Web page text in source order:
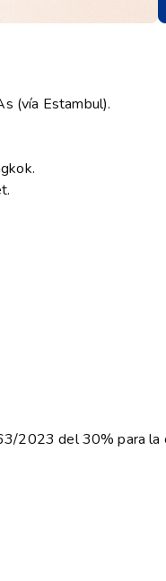
(vía Estambul).
2023 del 30% para la